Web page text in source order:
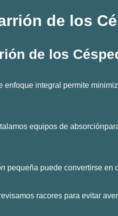
de los
de los
integral permite
equipos de
pequeña puede convertirse en
racores para evitar